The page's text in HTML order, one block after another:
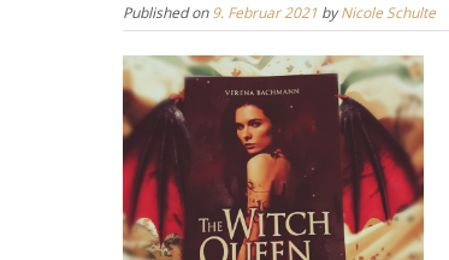
Published on 9. Februar 2021 byNicole Schulte